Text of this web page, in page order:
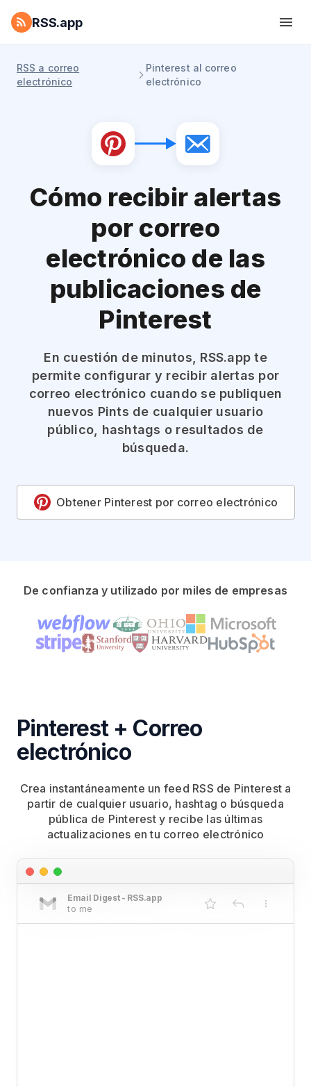
RSS.app
RSS a correo
electrónico
Pinterest al correo
electrónico
Cómo recibir alertas
por correo
electrónico de las
publicaciones de
Pinterest
En cuestión de minutos, RSS.app te
permite configurar y recibir alertas por
correo electrónico cuando se publiquen
nuevos Pints de cualquier usuario
público, hashtags o resultados de
búsqueda.
Obtener Pinterest por correo electrónico
De confianza y utilizado por miles de empresas
Pinterest + Correo
electrónico
Crea instantáneamente un feed RSS de Pinterest a
partir de cualquier usuario, hashtag o búsqueda
pública de Pinterest y recibe las últimas
actualizaciones en tu correo electrónico
Email Digest - RSS.app
to me